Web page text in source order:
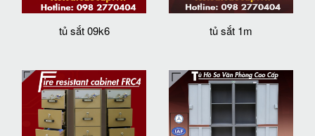
tủ sắt 09k6 tủ sắt 1m